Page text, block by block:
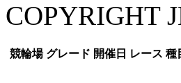
COPYRIGHT
競輪場 グレード 開催日 レース 種